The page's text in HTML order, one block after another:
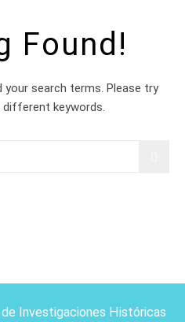
Found!
search terms. Please try
keywords.
Investigaciones Históricas